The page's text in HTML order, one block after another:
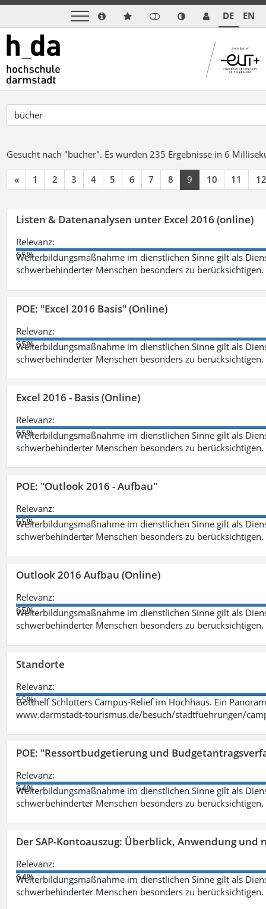
DE EN
Gesucht nach "bücher". Es wurden 235 Ergebnisse in 6
« 1 2 3 4 5 6 7 8 9 10 11 12
Listen & Datenanalysen unter Excel 2016 (online)
Relevanz:
65%
Weiterbildungsmaßnahme im dienstlichen Sinne gilt als
schwerbehinderter Menschen besonders zu berücksichtigen.
POE: "Excel 2016 Basis" (Online)
Relevanz:
65%
Weiterbildungsmaßnahme im dienstlichen Sinne gilt als
schwerbehinderter Menschen besonders zu berücksichtigen.
Excel 2016 - Basis (Online)
Relevanz:
65%
Weiterbildungsmaßnahme im dienstlichen Sinne gilt als
schwerbehinderter Menschen besonders zu berücksichtigen.
POE: "Outlook 2016 - Aufbau"
Relevanz:
65%
Weiterbildungsmaßnahme im dienstlichen Sinne gilt als
schwerbehinderter Menschen besonders zu berücksichtigen.
Outlook 2016 Aufbau (Online)
Relevanz:
65%
Weiterbildungsmaßnahme im dienstlichen Sinne gilt als
schwerbehinderter Menschen besonders zu berücksichtigen.
Standorte
Relevanz:
65%
Gotthelf Schlotters Campus-Relief im Hochhaus. Ein
www.darmstadt-tourismus.de/besuch/stadtfuehrungen/
POE: "Ressortbudgetierung und
Relevanz:
64%
Weiterbildungsmaßnahme im dienstlichen Sinne gilt als
schwerbehinderter Menschen besonders zu berücksichtigen.
Der SAP-Kontoauszug: Überblick, Anwendung
Relevanz:
64%
Weiterbildungsmaßnahme im dienstlichen Sinne gilt als
schwerbehinderter Menschen besonders zu berücksichtigen.